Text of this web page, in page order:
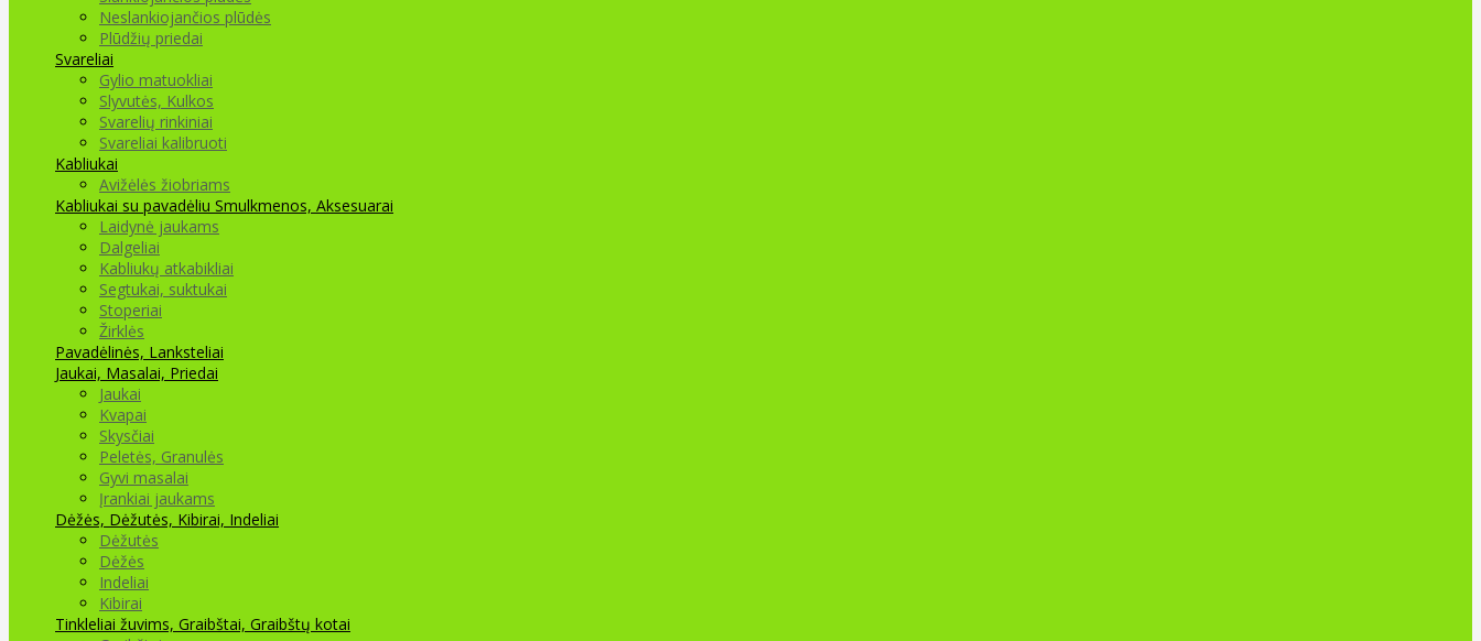
Neslankiojančios plūdės
Plūdžių priedai
Svareliai
Gylio matuokliai
Slyvutės, Kulkos
Svarelių rinkiniai
Svareliai kalibruoti
Kabliukai
Avižėlės žiobriams
Kabliukai su pavadėliu Smulkmenos, Aksesuarai
Laidynė jaukams
Dalgeliai
Kabliukų atkabikliai
Segtukai, suktukai
Stoperiai
Žirklės
Pavadėlinės, Lanksteliai
Jaukai, Masalai, Priedai
Jaukai
Kvapai
Skysčiai
Peletės, Granulės
Gyvi masalai
Įrankiai jaukams
Dėžės, Dėžutės, Kibirai, Indeliai
Dėžutės
Dėžės
Indeliai
Kibirai
Tinkleliai žuvims, Graibštai, Graibštų kotai